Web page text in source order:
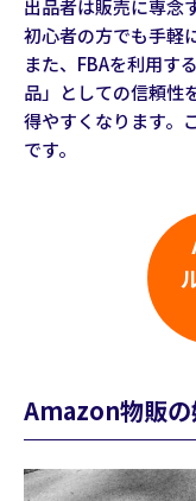
出品者は販売に専念
初心者の方でも手軽
また、FBAを利用す
品」としての信頼性
得やすくなります。
です。
Amazon物販の